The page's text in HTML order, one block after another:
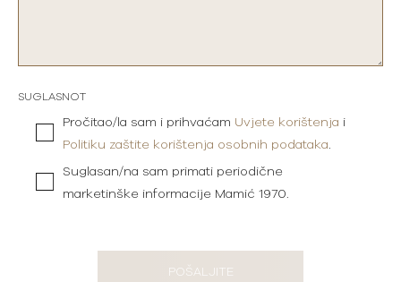
SUGLASNOT
Pročitao/la sam i prihvaćam Uvjete korištenja i
Politiku zaštite korištenja osobnih podataka.
Suglasan/na sam primati periodične
marketinške informacije Mamić 1970.
POŠALJITE